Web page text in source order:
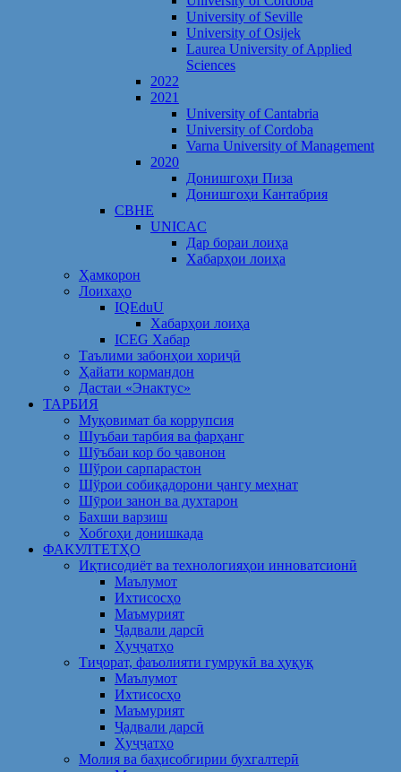
University of Seville
University of Osijek
Laurea University of Applied
Sciences
2022
2021
University of Cantabria
University of Cordoba
Varna University of Management
2020
Донишгоҳи Пиза
Донишгоҳи Кантабрия
CBHE
UNICAC
Дар бораи лоиҳа
Хабарҳои лоиҳа
Ҳамкорон
Лоихаҳо
IQEduU
Хабарҳои лоиҳа
ICEG Хабар
Таълими забонҳои хориҷӣ
Ҳайати кормандон
Дастаи «Энактус»
ТАРБИЯ
Муқовимат ба коррупсия
Шуъбаи тарбия ва фарҳанг
Шӯъбаи кор бо ҷавонон
Шўрои сарпарастон
Шўрои собиқадорони ҷангу меҳнат
Шӯрои занон ва духтарон
Бахши варзиш
Хобгоҳи донишкада
ФАКУЛТЕТҲО
Иқтисодиёт ва технологияҳои инноватсионӣ
Маълумот
Ихтисосҳо
Маъмурият
Ҷадвали дарсӣ
Ҳуҷҷатҳо
Тиҷорат, фаъолияти гумрукӣ ва ҳуқуқ
Маълумот
Ихтисосҳо
Маъмурият
Ҷадвали дарсӣ
Ҳуҷҷатҳо
Молия ва баҳисобгирии бухгалтерӣ